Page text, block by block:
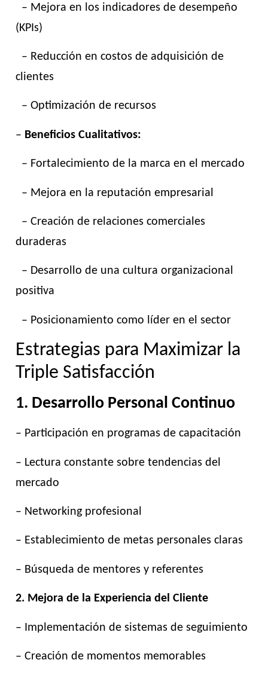
– Mejora en los indicadores de desempeño
(KPIs)
– Reducción en costos de adquisición de
clientes
– Optimización de recursos
– Beneficios Cualitativos:
– Fortalecimiento de la marca en el mercado
– Mejora en la reputación empresarial
– Creación de relaciones comerciales
duraderas
– Desarrollo de una cultura organizacional
positiva
– Posicionamiento como líder en el sector
Estrategias para Maximizar la
Triple Satisfacción
1. Desarrollo Personal Continuo
– Participación en programas de capacitación
– Lectura constante sobre tendencias del
mercado
– Networking profesional
– Establecimiento de metas personales claras
– Búsqueda de mentores y referentes
2. Mejora de la Experiencia del Cliente
– Implementación de sistemas de seguimiento
– Creación de momentos memorables